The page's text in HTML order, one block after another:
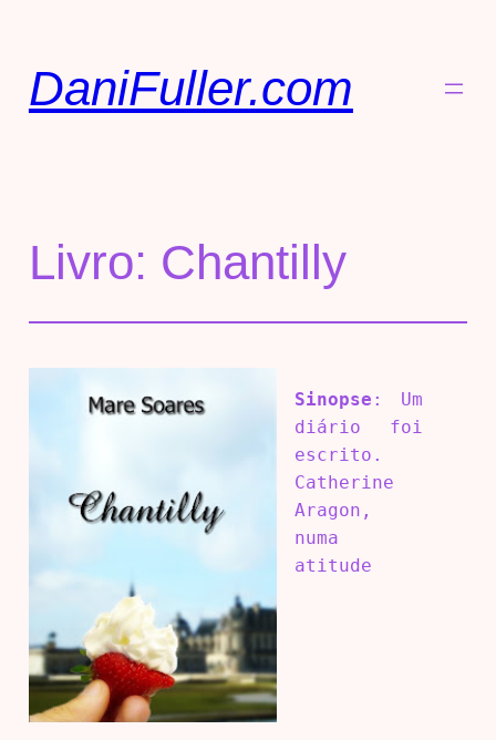
DaniFuller.com
Livro: Chantilly
Sinopse : Um
diário foi
escrito.
Catherine
Aragon,
numa
atitude